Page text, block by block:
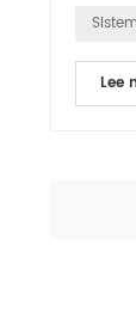
Lee